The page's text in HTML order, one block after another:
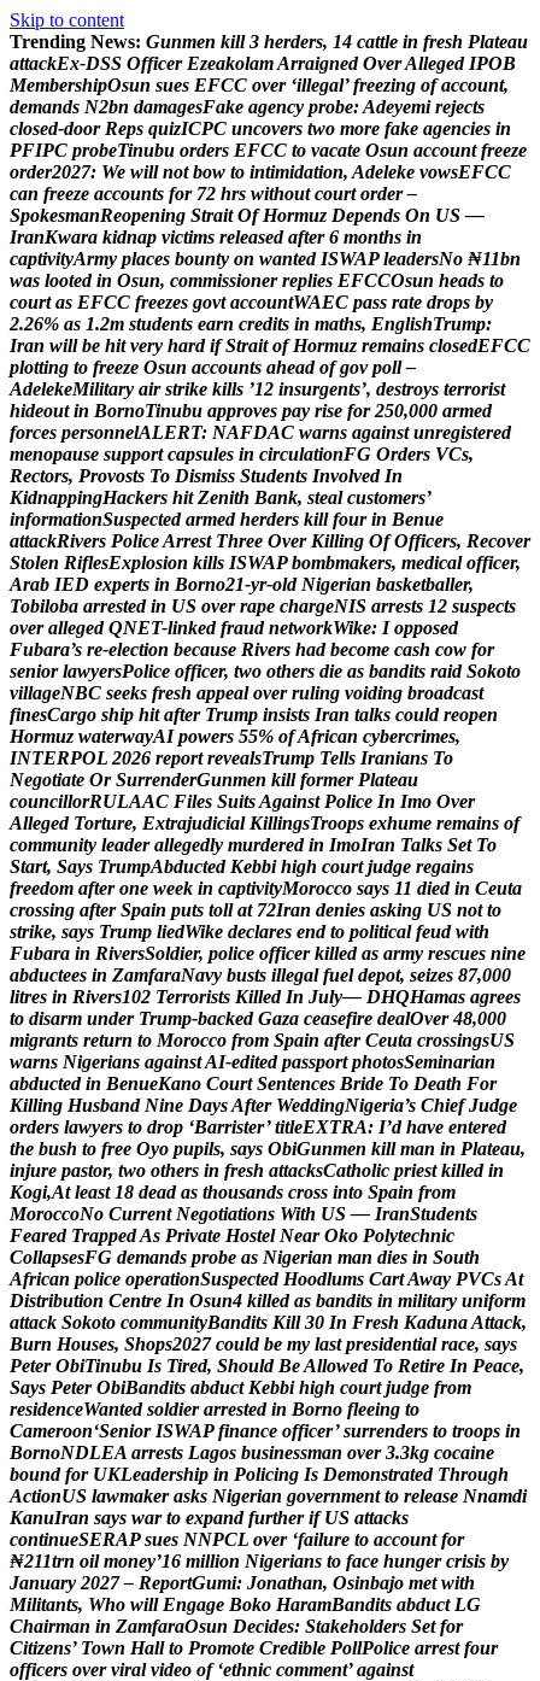
Skip to content
Trending News: Gunmen kill 3 herders, 14 cattle in fresh Plateau
attackEx-DSS Officer EzeakolamArraigned OverAlleged IPOB
MembershipOsun sues EFCC over ‘illegal’ freezing of account,
demands N2bn damagesFake agency probe:Adeyemi rejects
closed-door Reps quizICPC uncovers two more fake agencies in
PFIPC probeTinubu orders EFCC to vacate Osun account freeze
order2027: We will not bow to intimidation, Adeleke vowsEFCC
can freeze accounts for 72 hrs without court order –
SpokesmanReopening Strait Of Hormuz Depends On US —
IranKwara kidnap victims released after 6 months in
captivityArmy places bounty on wanted ISWAP leadersNo ₦11bn
was looted in Osun, commissioner replies EFCCOsun heads to
court as EFCC freezes govt accountWAEC pass rate drops by
2.26% as 1.2m students earn credits in maths, EnglishTrump:
Iran will be hit very hard if Strait of Hormuz remains closedEFCC
plotting to freeze Osun accounts ahead of gov poll –
AdelekeMilitary air strike kills ’12 insurgents’, destroys terrorist
hideout in BornoTinubu approves pay rise for 250,000 armed
forces personnelALERT: NAFDAC warns against unregistered
menopause support capsules in circulationFG Orders VCs,
Rectors, Provosts To Dismiss Students Involved In
KidnappingHackers hit Zenith Bank, steal customers’
informationSuspected armed herders kill four in Benue
attackRivers PoliceArrest Three Over Killing Of Officers, Recover
Stolen RiflesExplosion kills ISWAP bombmakers, medical officer,
Arab IED experts in Borno21-yr-old Nigerian basketballer,
Tobiloba arrested in US over rape chargeNIS arrests 12 suspects
over alleged QNET-linked fraud networkWike: I opposed
Fubara’s re-election because Rivers had become cash cow for
senior lawyersPolice officer, two others die as bandits raid Sokoto
villageNBC seeks fresh appeal over ruling voiding broadcast
finesCargo ship hit after Trump insists Iran talks could reopen
Hormuz waterwayAI powers 55% ofAfrican cybercrimes,
INTERPOL 2026 report revealsTrump Tells Iranians To
Negotiate Or SurrenderGunmen kill former Plateau
councillorRULAAC Files SuitsAgainst Police In Imo Over
Alleged Torture, Extrajudicial KillingsTroops exhume remains of
community leader allegedly murdered in ImoIran Talks Set To
Start, Says TrumpAbducted Kebbi high court judge regains
freedom after one week in captivityMorocco says 11 died in Ceuta
crossing after Spain puts toll at 72Iran denies asking US not to
strike, says Trump liedWike declares end to political feud with
Fubara in RiversSoldier, police officer killed as army rescues nine
abductees in ZamfaraNavy busts illegal fuel depot, seizes 87,000
litres in Rivers102 Terrorists Killed In July— DHQHamas agrees
to disarm under Trump-backed Gaza ceasefire dealOver 48,000
migrants return to Morocco from Spain after Ceuta crossingsUS
warns Nigerians againstAI-edited passport photosSeminarian
abducted in BenueKano Court Sentences Bride To Death For
Killing Husband Nine DaysAfter WeddingNigeria’s Chief Judge
orders lawyers to drop ‘Barrister’ titleEXTRA: I’d have entered
the bush to free Oyo pupils, says ObiGunmen kill man in Plateau,
injure pastor, two others in fresh attacksCatholic priest killed in
Kogi,At least 18 dead as thousands cross into Spain from
MoroccoNo Current Negotiations With US — IranStudents
Feared TrappedAs Private Hostel Near Oko Polytechnic
CollapsesFG demands probe as Nigerian man dies in South
African police operationSuspected Hoodlums CartAway PVCsAt
Distribution Centre In Osun4 killed as bandits in military uniform
attack Sokoto communityBandits Kill 30 In Fresh KadunaAttack,
Burn Houses, Shops2027 could be my last presidential race, says
Peter ObiTinubu Is Tired, Should BeAllowed To Retire In Peace,
Says Peter ObiBandits abduct Kebbi high court judge from
residenceWanted soldier arrested in Borno fleeing to
Cameroon‘Senior ISWAP finance officer’ surrenders to troops in
BornoNDLEA arrests Lagos businessman over 3.3kg cocaine
bound for UKLeadership in Policing Is Demonstrated Through
ActionUS lawmaker asks Nigerian government to release Nnamdi
KanuIran says war to expand further if US attacks
continueSERAP sues NNPCL over ‘failure to account for
₦211trn oil money’16 million Nigerians to face hunger crisis by
January 2027 – ReportGumi: Jonathan, Osinbajo met with
Militants, Who will Engage Boko HaramBandits abduct LG
Chairman in ZamfaraOsun Decides: Stakeholders Set for
Citizens’ Town Hall to Promote Credible PollPolice arrest four
officers over viral video of ‘ethnic comment’ against